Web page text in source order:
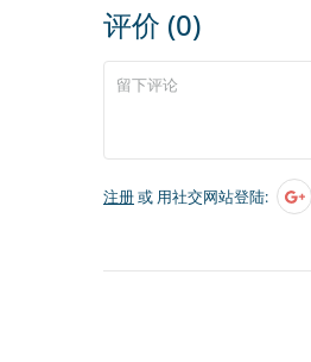
评价 (0)
注册或 用社交网站登陆: